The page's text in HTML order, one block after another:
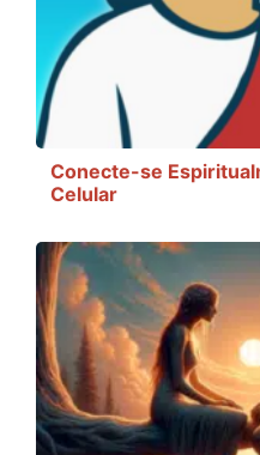
Conecte-se
Celular